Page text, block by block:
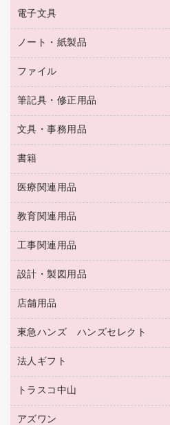
ハンドソープ・石鹸
トイレ用品
トイレ用洗剤
ティッシュペーパー
ダストボックス
タオル・アメニティ用品
スリッパ・サンダル・シューズ
スポーツ・レジャー用品
ゴミ袋
キッチン用品
食品添加物製品
タイムレコーダー
シュレッダ
ＯＨＰ用品
乾電池・充電池
フィルム・カメラ用品
デスクライト
アルバム
掃除機・クリーナー
空調・季節家電
その他電化製品
キッチン・調理家電
ＯＡタップ／延長コード
電子文具
電卓
ラベルテープ
その他電子文具
ノート・紙製品
封筒
伝票
典礼用品
帳簿
額縁
各種用紙
ルーズリーフ
ファイル
名刺整理用品
板目表紙・綴込表紙
背幅が伸びるファイル
統一伝票用ファイル
収納保存用品
レターファイル
リングファイル
プレゼン用ファイル
ファイルボックス
パイプ式ファイル
その他ファイル
クリヤーホルダー
筆記具・修正用品
万年筆
消しゴム
修正液・修正ペン
修正テープ
鉛筆
マーキングペン（油性）
マーキングペン（水性）
ボールペン（油性）
ボールペン（ゲルインク）
シャープペンシル用替芯
文具・事務用品
輪ゴム
両面テープ
名札
保管・整理用品
壁面／足元収納
備品／小物ケース
透明テープ 事務用
電話台
針なしステープラー
紙めくり
書籍
パソコンソフト
医療関連用品
保健用品
使い捨て手袋
感染症対策用品
介護用品
医療関連用品
教育関連用品
教育関連用品
工事関連用品
工事関連用品
設計・製図用品
設計・製図用品
店舗用品
店舗運営用品
陳列什器
紙手提げ袋
レジ・ポリ袋
ディスプレイ用品
東急ハンズ ハンズセレクト
東急ハンズ
法人ギフト
高島屋
トラスコ中山
建築・作業用品
アズワン